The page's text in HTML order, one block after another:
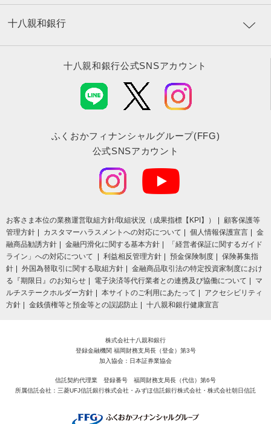
十八親和銀行
十八親和銀行公式SNSアカウント
ふくおかフィナンシャルグループ(FFG)
公式SNSアカウント
お客さま本位の業務運営取組⽅針/取組状況（成果指標【KPI】）
顧客保護等
管理方針
カスタマーハラスメントへの対応について 個人情報保護宣言
金
融商品勧誘方針
金融円滑化に関する基本方針
「経営者保証に関するガイド
ライン」への対応について
利益相反管理方針 預金保険制度
保険募集指
針
外国為替取引に関する取組方針
金融商品取引法の特定投資家制度におけ
る『期限日』のお知らせ
電子決済等代行業者との連携及び協働について
マ
ルチステークホルダー方針
本サイトのご利用にあたって
アクセシビリティ
方針
金銭債権等と預金等との誤認防止 十八親和銀行健康宣言
株式会社十八親和銀行
登録金融機関 福岡財務支局長（登金）第3号
加入協会：日本証券業協会
信託契約代理業 登録番号 福岡財務支局長（代信）第6号
所属信託会社：三菱UFJ信託銀行株式会社・みずほ信託銀行株式会社・株式会社朝日信託